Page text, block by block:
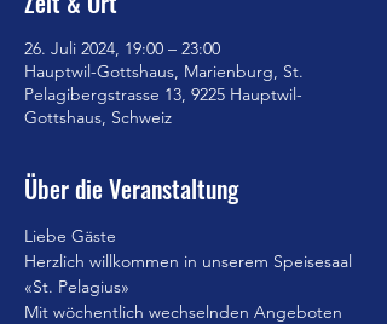
26. Juli 2024, 19:00 – 23:00
Hauptwil-Gottshaus, Marienburg, St.
Pelagibergstrasse 13, 9225 Hauptwil-
Gottshaus, Schweiz
Über die Veranstaltung
Liebe Gäste
Herzlich willkommen in unserem Speisesaal
«St. Pelagius»
Mit wöchentlich wechselnden Angeboten